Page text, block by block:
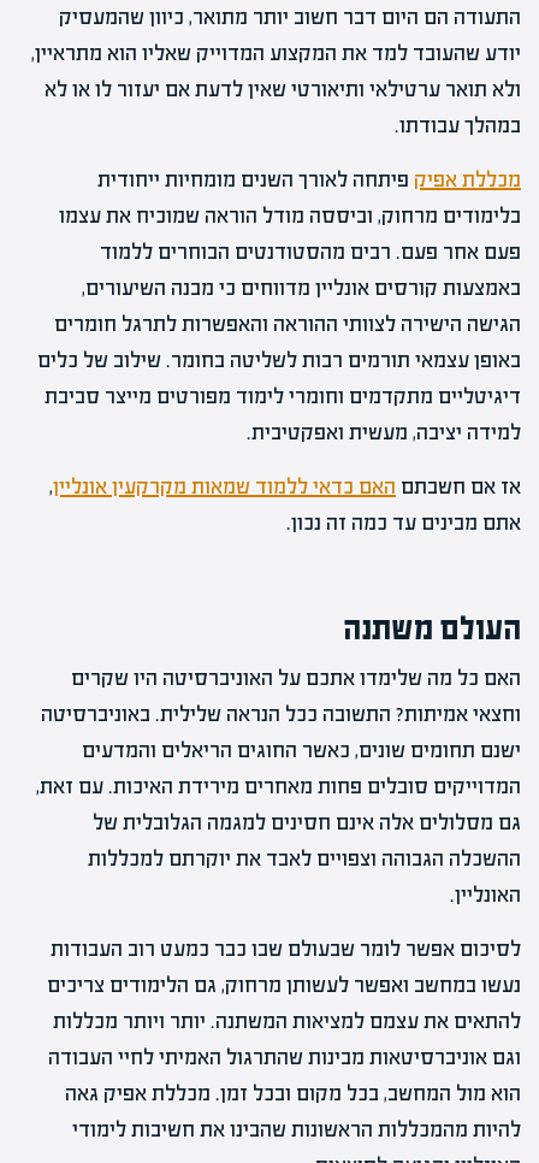
התעודה הם היום דבר חשוב יותר מתואר, כיוון שהמעסיק
יודע שהעובד למד את המקצוע המדוייק שאליו הוא מתראיין,
ולא תואר ערטילאי ותיאורטי שאין לדעת אם יעזור לו או לא
במהלך עבודתו.
מכללת אפיק פיתחה לאורך השנים מומחיות ייחודית
בלימודים מרחוק, וביססה מודל הוראה שמוכיח את עצמו
פעם אחר פעם. רבים מהסטודנטים הבוחרים ללמוד
באמצעות קורסים אונליין מדווחים כי מבנה השיעורים,
הגישה הישירה לצוותי ההוראה והאפשרות לתרגל חומרים
באופן עצמאי תורמים רבות לשליטה בחומר. שילוב של כלים
דיגיטליים מתקדמים וחומרי לימוד מפורטים מייצר סביבת
למידה יציבה, מעשית ואפקטיבית.
אז אם חשבתם האם כדאי ללמוד שמאות מקרקעין אונליין,
אתם מבינים עד כמה זה נכון.
העולם משתנה
האם כל מה שלימדו אתכם על האוניברסיטה היו שקרים
וחצאי אמיתות? התשובה ככל הנראה שלילית. באוניברסיטה
ישנם תחומים שונים, כאשר החוגים הריאלים והמדעים
המדוייקים סובלים פחות מאחרים מירידת האיכות. עם זאת,
גם מסלולים אלה אינם חסינים למגמה הגלובלית של
ההשכלה הגבוהה וצפויים לאבד את יוקרתם למכללות
האונליין.
לסיכום אפשר לומר שבעולם שבו כבר כמעט רוב העבודות
נעשו במחשב ואפשר לעשותן מרחוק, גם הלימודים צריכים
להתאים את עצמם למציאות המשתנה. יותר ויותר מכללות
וגם אוניברסיטאות מבינות שהתרגול האמיתי לחיי העבודה
הוא מול המחשב, בכל מקום ובכל זמן. מכללת אפיק גאה
להיות מהמכללות הראשונות שהבינו את חשיבות לימודי